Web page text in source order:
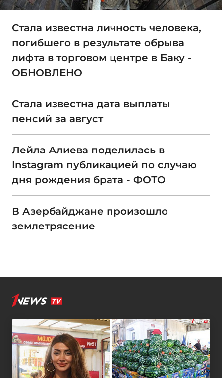
Стала известна личность человека,
погибшего в результате обрыва
лифта в торговом центре в Баку -
ОБНОВЛЕНО
Стала известна дата выплаты
пенсий за август
Лейла Алиева поделилась в
Instagram публикацией по случаю
дня рождения брата - ФОТО
В Азербайджане произошло
землетрясение